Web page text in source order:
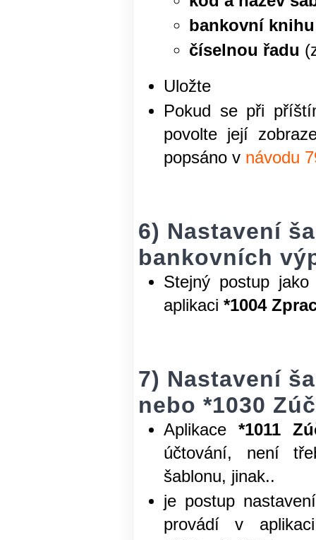
bankovní knihu
číselnou řadu
Uložte
Pokud se při
povolte její
popsáno v návodu
6) Nastavení
bankovních
Stejný postup
aplikaci *1004
7) Nastavení
nebo *1030
Aplikace*1011
účtování, není
šablonu, jinak..
je postup
provádí v